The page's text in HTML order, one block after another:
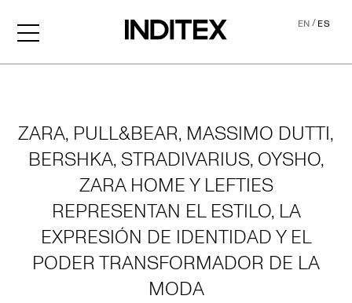
EN/ES
ZARA, PULL&BEAR, MASSIMO DUTTI,
BERSHKA, STRADIVARIUS, OYSHO,
ZARA HOME Y LEFTIES
REPRESENTAN EL ESTILO, LA
EXPRESIÓN DE IDENTIDAD Y EL
PODER TRANSFORMADOR DE LA
MODA